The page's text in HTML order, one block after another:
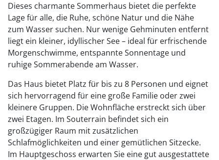
Dieses charmante Sommerhaus bietet die perfekte
Lage für alle, die Ruhe, schöne Natur und die Nähe
zum Wasser suchen. Nur wenige Gehminuten entfernt
liegt ein kleiner, idyllischer See – ideal für erfrischende
Morgenschwimme, entspannte Sonnentage und
ruhige Sommerabende am Wasser.
Das Haus bietet Platz für bis zu 8 Personen und eignet
sich hervorragend für eine große Familie oder zwei
kleinere Gruppen. Die Wohnfläche erstreckt sich über
zwei Etagen. Im Souterrain befindet sich ein
großzügiger Raum mit zusätzlichen
Schlafmöglichkeiten und einer gemütlichen Sitzecke.
Im Hauptgeschoss erwarten Sie eine gut ausgestattete